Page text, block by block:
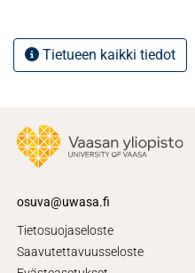
Tietueen kaikki tiedot
osuva@uwasa.fi
Tietosuojaseloste
Saavutettavuusseloste